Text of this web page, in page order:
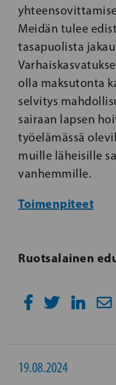
Meidän tulee
tasapuolista
olla maksutonta
selvitys
sairaan lapsen
työelämässä
muille läheisille
vanhemmille.
Toimenpiteet
Ruotsalainen
19.08.2024